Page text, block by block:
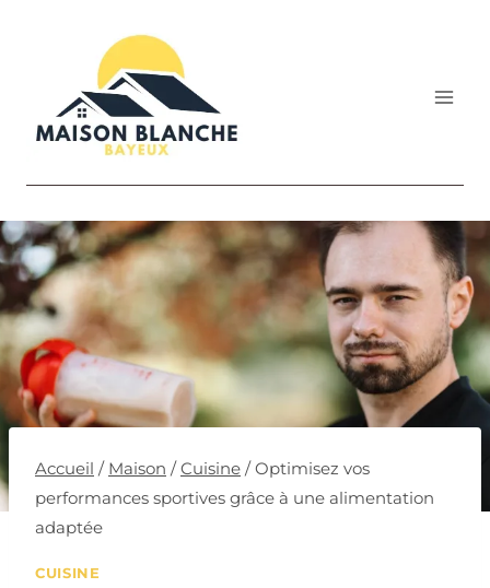
Accueil / Maison / Cuisine / Optimisez vos
performances sportives grâce à une alimentation
adaptée
CUISINE